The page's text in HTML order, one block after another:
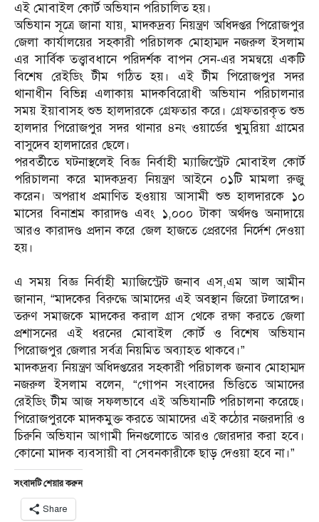
এই মোবাইল কোর্ট অভিযান পরিচালিত হয়।
​অভিযান সূত্রে জানা যায়, মাদকদ্রব্য নিয়ন্ত্রণ অধিদপ্তর পিরোজপুর
জেলা কার্যালয়ের সহকারী পরিচালক মোহাম্মদ নজরুল ইসলাম
এর সার্বিক তত্ত্বাবধানে পরিদর্শক বাপন সেন-এর সমন্বয়ে একটি
বিশেষ রেইডিং টীম গঠিত হয়। এই টীম পিরোজপুর সদর
থানাধীন বিভিন্ন এলাকায় মাদকবিরোধী অভিযান পরিচালনার
সময় ইয়াবাসহ শুভ হালদারকে গ্রেফতার করে। গ্রেফতারকৃত শুভ
হালদার পিরোজপুর সদর থানার ৪নং ওয়ার্ডের খুমুরিয়া গ্রামের
বাসুদেব হালদারের ছেলে।
​পরবর্তীতে ঘটনাস্থলেই বিজ্ঞ নির্বাহী ম্যাজিস্ট্রেট মোবাইল কোর্ট
পরিচালনা করে মাদকদ্রব্য নিয়ন্ত্রণ আইনে ০১টি মামলা রুজু
করেন। অপরাধ প্রমাণিত হওয়ায় আসামী শুভ হালদারকে ১০
মাসের বিনাশ্রম কারাদণ্ড এবং ১,০০০ টাকা অর্থদণ্ড অনাদায়ে
আরও কারাদণ্ড প্রদান করে জেল হাজতে প্রেরণের নির্দেশ দেওয়া
হয়।
এ সময় ​বিজ্ঞ নির্বাহী ম্যাজিস্ট্রেট জনাব এস,এম আল আমীন
জানান, “মাদকের বিরুদ্ধে আমাদের এই অবস্থান জিরো টলারেন্স।
তরুণ সমাজকে মাদকের করাল গ্রাস থেকে রক্ষা করতে জেলা
প্রশাসনের এই ধরনের মোবাইল কোর্ট ও বিশেষ অভিযান
পিরোজপুর জেলার সর্বত্র নিয়মিত অব্যাহত থাকবে।”
​মাদকদ্রব্য নিয়ন্ত্রণ অধিদপ্তরের সহকারী পরিচালক জনাব মোহাম্মদ
নজরুল ইসলাম বলেন, “গোপন সংবাদের ভিত্তিতে আমাদের
রেইডিং টীম আজ সফলভাবে এই অভিযানটি পরিচালনা করেছে।
পিরোজপুরকে মাদকমুক্ত করতে আমাদের এই কঠোর নজরদারি ও
চিরুনি অভিযান আগামী দিনগুলোতে আরও জোরদার করা হবে।
কোনো মাদক ব্যবসায়ী বা সেবনকারীকে ছাড় দেওয়া হবে না।”
সংবাদটি শেয়ার করুন
Share